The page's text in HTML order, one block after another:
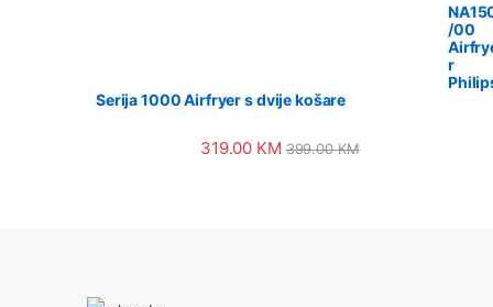
/00
r
Serija 1000 Airfryer s dvije košare
319.00 KM 399.00KM